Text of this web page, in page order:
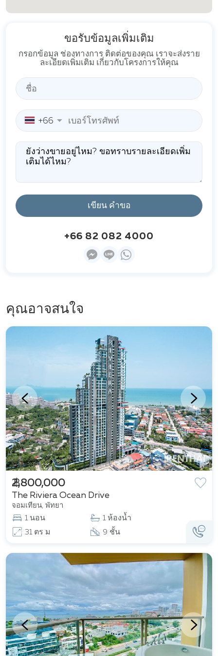
ขอรับข้อมูลเพิ่มเติม
กรอกข้อมูล ช่องทางการ ติดต่อของคุณ เราจะส่งราย
ละเอียดเพิ่มเติม เกี่ยวกับโครงการให้คุณ
+66
เขียน คำขอ
+66 82 082 4000
คุณอาจสนใจ
The Riviera Ocean Drive
จอมเทียน, พัทยา
฿ 2,800,000
1 นอน
1 ห้องน้ำ
31 ตร ม
9 ชั้น